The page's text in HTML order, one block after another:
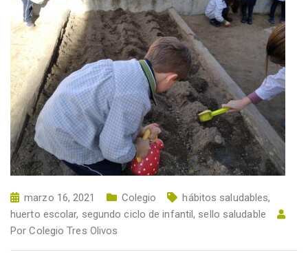
marzo 16, 2021 Colegio hábitos saludables,
huerto escolar, segundo ciclo de infantil, sello saludable
PorColegio Tres Olivos